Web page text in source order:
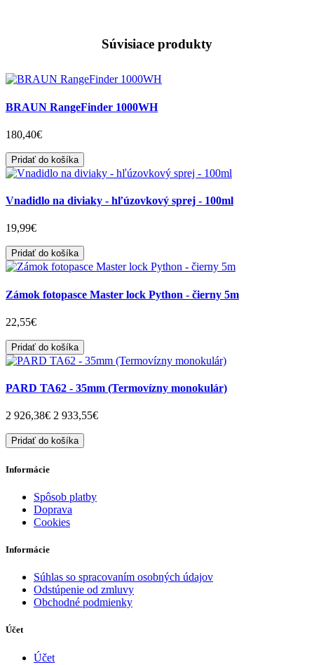
Súvisiace produkty
BRAUN RangeFinder 1000WH
180,40€
Pridať do košíka
Vnadidlo na diviaky - hľúzovkový sprej - 100ml
19,99€
Pridať do košíka
Zámok fotopasce Master lock Python - čierny 5m
22,55€
Pridať do košíka
PARD TA62 - 35mm (Termovízny monokulár)
2 926,38€ 2 933,55€
Pridať do košíka
Informácie
Spôsob platby
Doprava
Cookies
Informácie
Súhlas so spracovaním osobných údajov
Odstúpenie od zmluvy
Obchodné podmienky
Účet
Účet